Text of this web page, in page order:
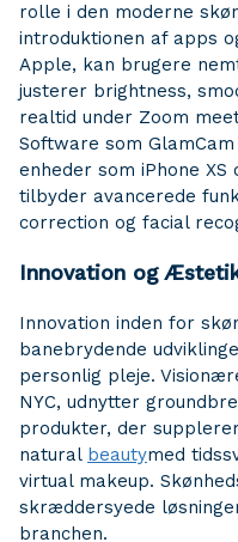
rolle i den moderne
introduktionen af apps
Apple, kan brugere
justerer brightness,
realtid under Zoom
Software som
enheder som iPhone XS
tilbyder avancerede
correction og facial
Innovation og
Innovation inden for
banebrydende
personlig pleje.
NYC, udnytter
produkter, der
natural beautymed
virtual makeup.
skræddersyede
branchen.